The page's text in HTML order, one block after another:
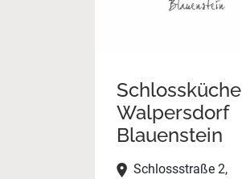
Schlossküche
Walpersdorf
Blauenstein
Schlossstraße 2,